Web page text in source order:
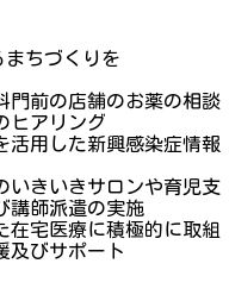
門前の店舗のお薬の相談
ヒアリング
活用した新興感染症情報
いきいきサロンや育児支
講師派遣の実施
在宅医療に積極的に取組
及びサポート